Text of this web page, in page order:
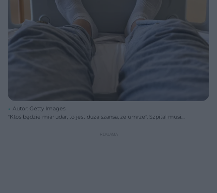
Autor: Getty Images
"Ktoś będzie miał udar, to jest duża szansa, że umrze". Szpital musi